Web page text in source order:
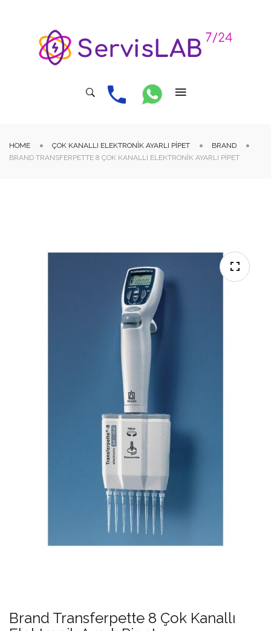
HOME ÇOK KANALLI ELEKTRONIK AYARLI PIPET
BRAND
BRAND TRANSFERPETTE 8 ÇOK KANALLI ELEKTRONIK AYARLI PIPET
Brand Transferpette 8 Çok Kanallı